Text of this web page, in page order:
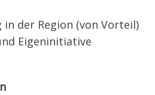
in der Region (von Vorteil)
Eigeninitiative